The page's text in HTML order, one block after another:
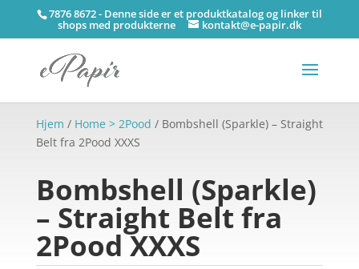
7876 8672 - Denne side er et produktkatalog og linker til
shops med produkterne kontakt@e-papir.dk
Hjem / Home > 2Pood / Bombshell (Sparkle) – Straight
Belt fra 2Pood XXXS
Bombshell (Sparkle)
– Straight Belt fra
2Pood XXXS